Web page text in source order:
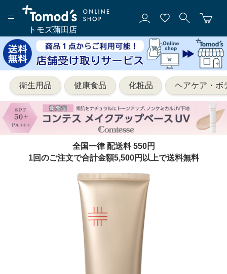
トモズ蒲田店
衛生用品 健康食品 化粧品 ヘアケア・ボ
全国一律 配送料 550円
1回のご注文で合計金額5,500円以上で送料無料